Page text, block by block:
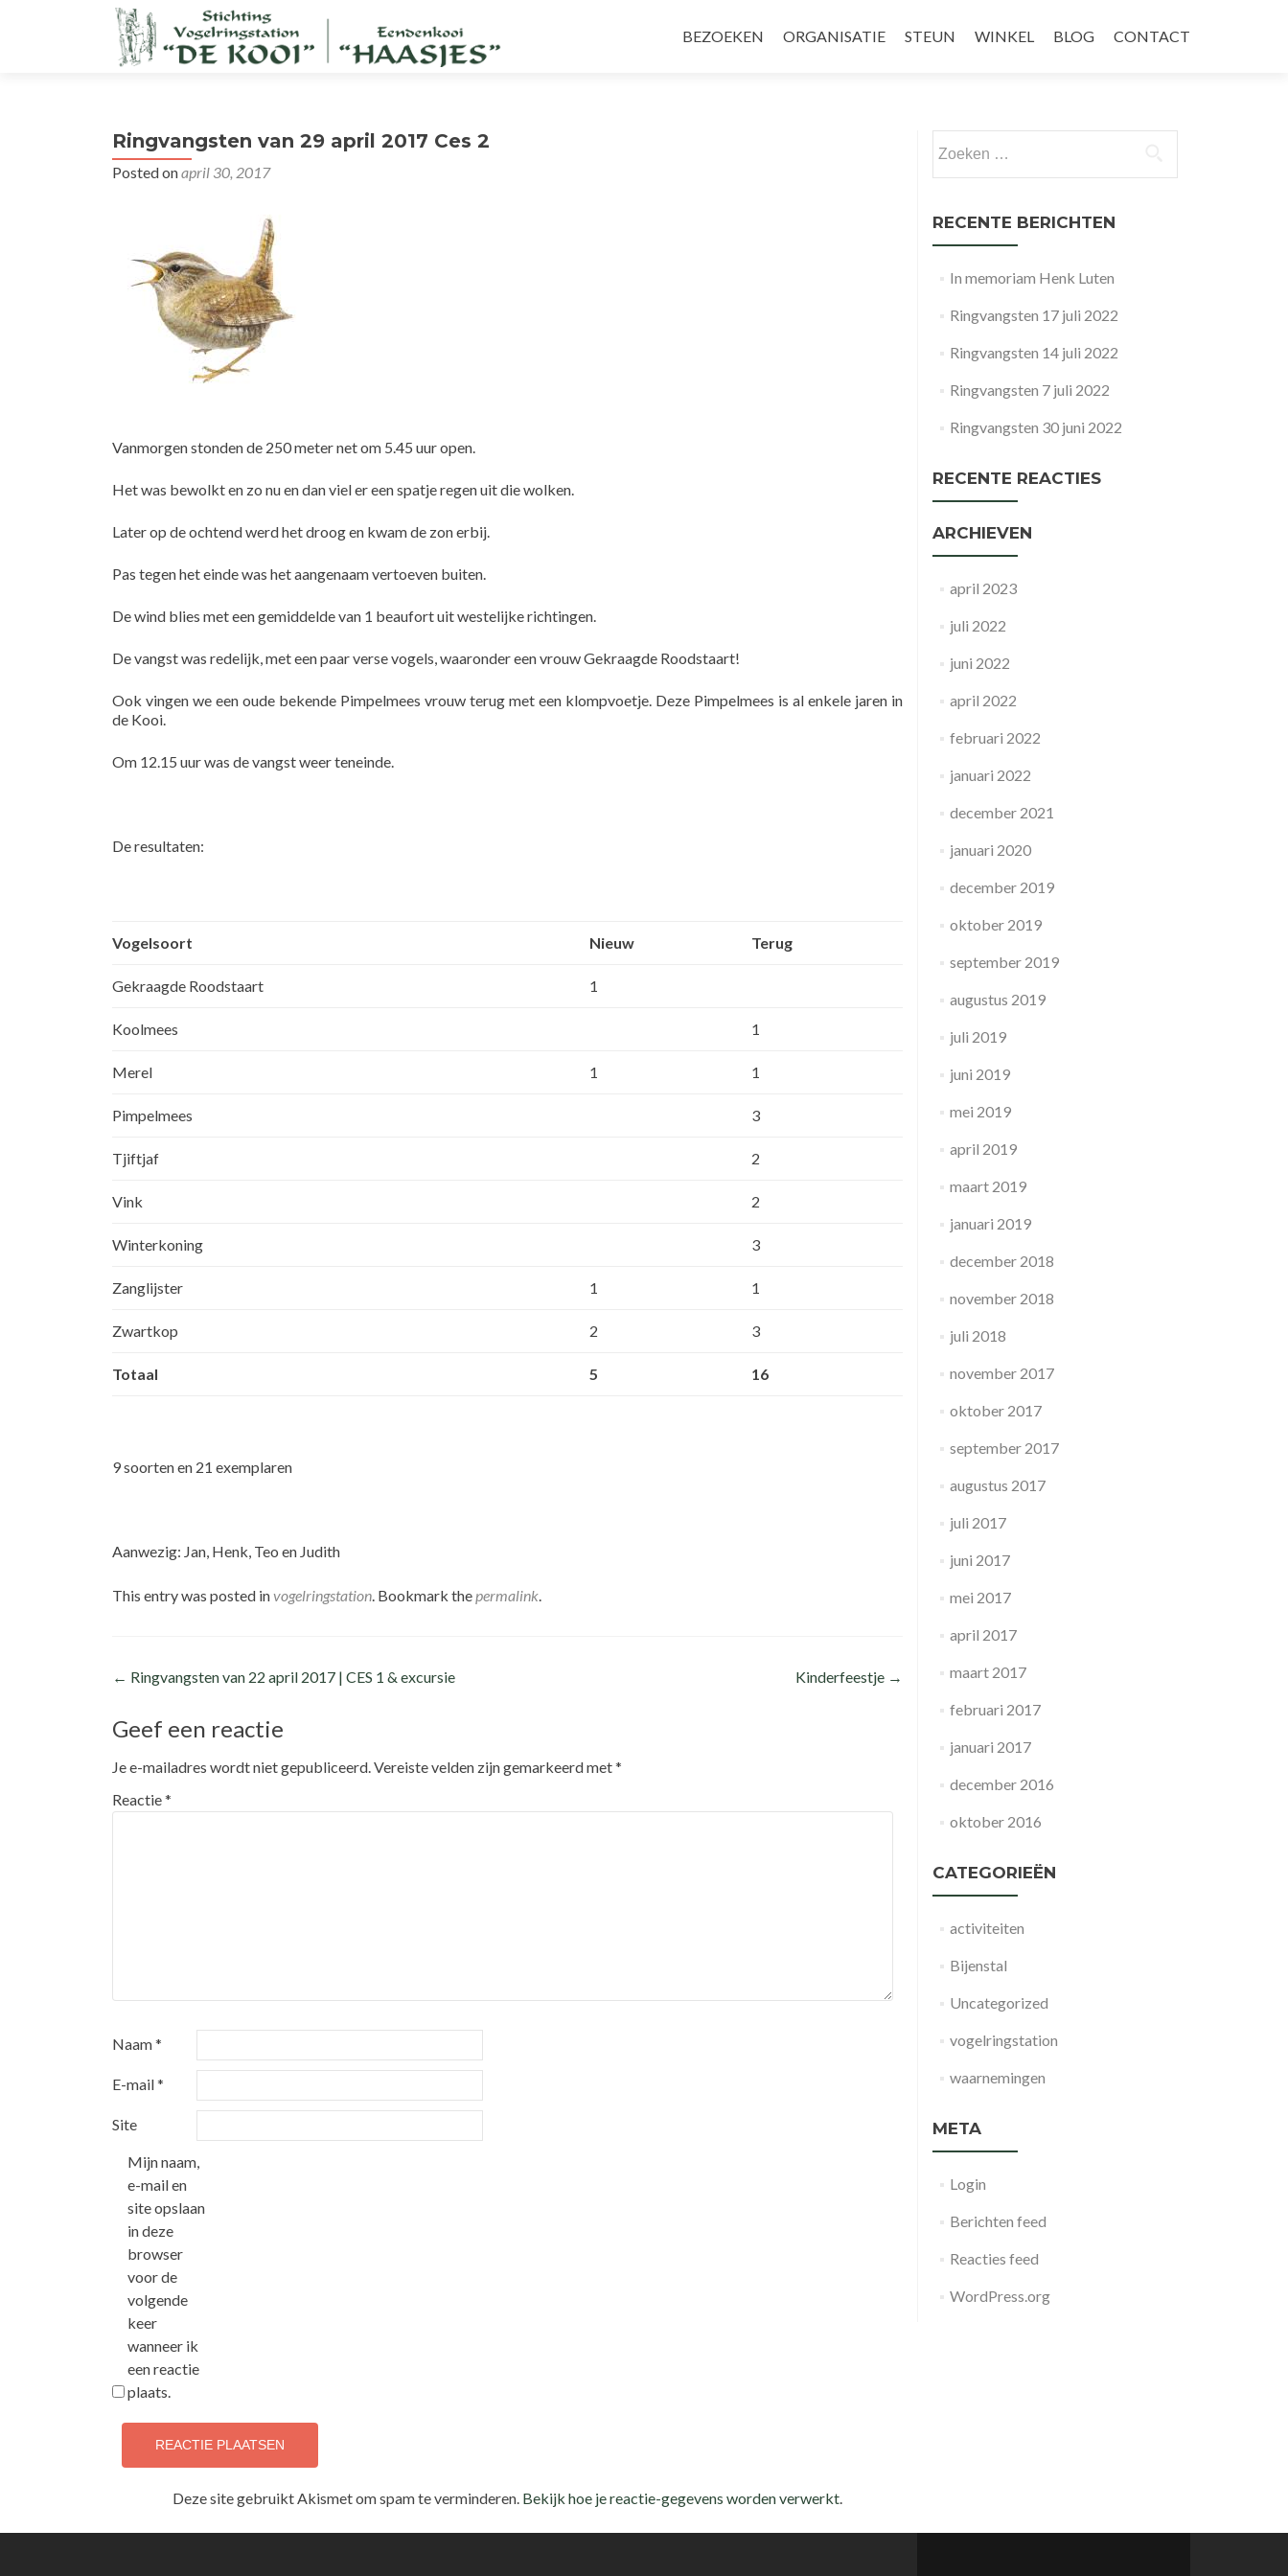
to
BEZOEKEN ORGANISATIE STEUN WINKEL BLOG CONTACT
Ringvangsten van 29 april 2017 Ces 2
Posted onapril 30, 2017
Vanmorgen stonden de 250 meter net om 5.45 uur open.
Het was bewolkt en zo nu en dan viel er een spatje regen uit die wolken.
Later op de ochtend werd het droog en kwam de zon erbij.
Pas tegen het einde was het aangenaam vertoeven buiten.
De wind blies met een gemiddelde van 1 beaufort uit westelijke richtingen.
De vangst was redelijk, met een paar verse vogels, waaronder een vrouw Gekraagde Roodstaart!
Ook vingen we een oude bekende Pimpelmees vrouw terug met een klompvoetje. Deze Pimpelmees is al enkele jaren in
de Kooi.
Om 12.15 uur was de vangst weer teneinde.
De resultaten:
Vogelsoort Nieuw Terug
Gekraagde Roodstaart 1
Koolmees 1
Merel 1 1
Pimpelmees 3
Tjiftjaf 2
Vink 2
Winterkoning 3
Zanglijster 1 1
Zwartkop 2 3
Totaal 5 16
9 soorten en 21 exemplaren
Aanwezig: Jan, Henk, Teo en Judith
This entry was posted invogelringstation. Bookmark thepermalink.
Post
navigation
← Ringvangsten van 22 april 2017 | CES 1 & excursie Kinderfeestje →
Geef een reactie
Je e-mailadres wordt niet gepubliceerd.Vereiste velden zijn gemarkeerd met*
Reactie*
Naam*
E-mail*
Site
Mijn naam,
e-mail en
site opslaan
in deze
browser
voor de
volgende
keer
wanneer ik
een reactie
plaats.
Deze site gebruikt Akismet om spam te verminderen. Bekijk hoe je reactie-gegevens worden verwerkt.
naar:
RECENTE BERICHTEN
In memoriam Henk Luten
Ringvangsten 17 juli 2022
Ringvangsten 14 juli 2022
Ringvangsten 7 juli 2022
Ringvangsten 30 juni 2022
RECENTE REACTIES
ARCHIEVEN
april 2023
juli 2022
juni 2022
april 2022
februari 2022
januari 2022
december 2021
januari 2020
december 2019
oktober 2019
september 2019
augustus 2019
juli 2019
juni 2019
mei 2019
april 2019
maart 2019
januari 2019
december 2018
november 2018
juli 2018
november 2017
oktober 2017
september 2017
augustus 2017
juli 2017
juni 2017
mei 2017
april 2017
maart 2017
februari 2017
januari 2017
december 2016
oktober 2016
CATEGORIEËN
activiteiten
Bijenstal
Uncategorized
vogelringstation
waarnemingen
META
Login
Berichten feed
Reacties feed
WordPress.org